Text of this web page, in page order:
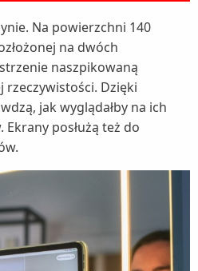
Na powierzchni 140
na dwóch
naszpikowaną
Dzięki
jak wyglądałby na ich
Ekrany posłużą też do